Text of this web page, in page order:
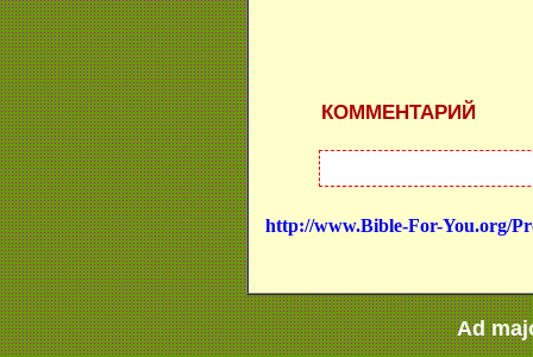
КОММЕНТАРИЙ
http://www.Bible-For-You.org/
Ad